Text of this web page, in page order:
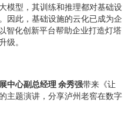
模型，其训练和推理都对基础设
因此，基础设施的云化已成为企
智化创新平台帮助企业打造灯塔
级。
中心副总经理 余秀强带来《让
主题演讲，分享泸州老窖在数字